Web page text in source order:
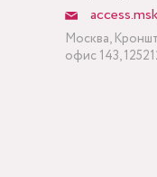
Москва,
офис 143,